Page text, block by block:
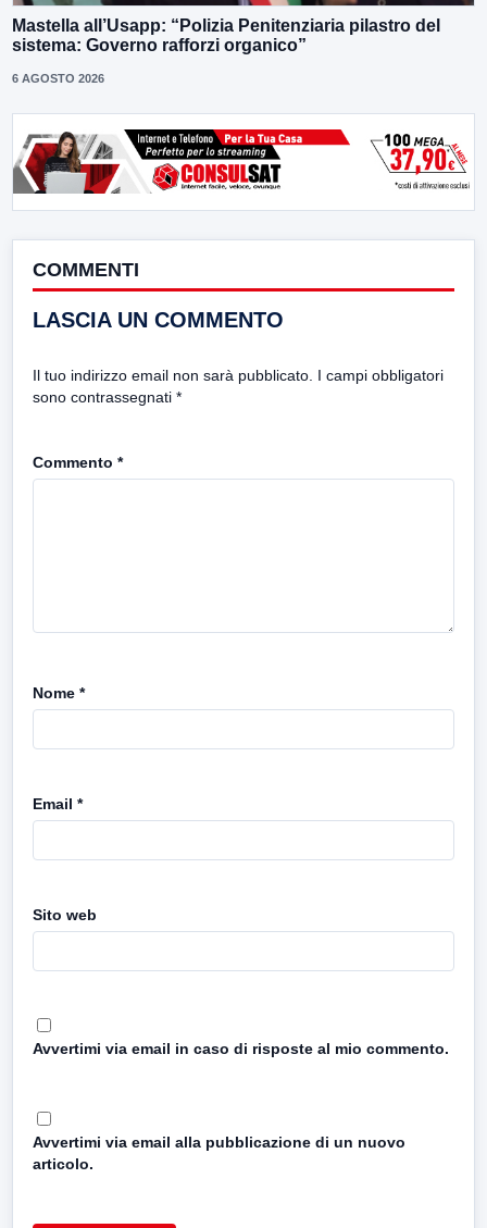
Mastella all’Usapp: “Polizia Penitenziaria pilastro del
sistema: Governo rafforzi organico”
6 AGOSTO 2026
COMMENTI
LASCIA UN COMMENTO
Il tuo indirizzo email non sarà pubblicato. I campi obbligatori
sono contrassegnati *
Commento *
Nome *
Email *
Sito web
Avvertimi via email in caso di risposte al mio commento.
Avvertimi via email alla pubblicazione di un nuovo
articolo.